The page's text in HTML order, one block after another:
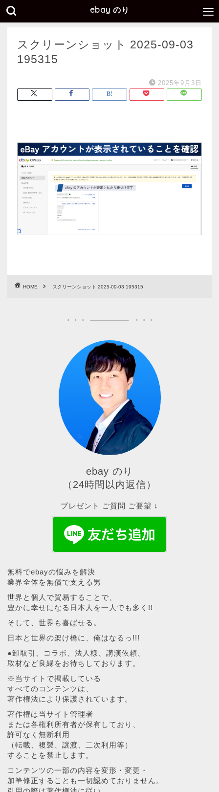
ebay のり
スクリーンショット 2025-09-03
195315
2025年9月3日
HOME スクリーンショット 2025-09-03 195315
ebay のり
（24時間以内返信）
プレゼント ご質問 ご要望 ↓
無料でebayの悩みを解決
業界全体を無償で支える男
世界と個人で貿易することで、
豊かに幸せになる日本人を一人でも多く!!
そして、世界も喜ばせる。
日本と世界の架け橋に、俺はなるっ!!!
●卸取引、コラボ、法人様、講演依頼、
取材など良縁をお待ちしております。
※当サイトで掲載している
すべてのコンテンツは、
著作権法により保護されています。
著作権は当サイト管理者
または各権利所有者が保有しており、
許可なく無断利用
（転載、複製、譲渡、二次利用等）
することを禁止します。
コンテンツの一部の内容を変形・変更・
加筆修正することも一切認めておりません。